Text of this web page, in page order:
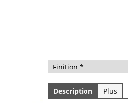
Description Plus